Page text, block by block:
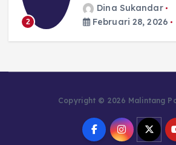
2
Dina Sukandar
Februari 28, 2026
Copyright © 2026 Malintang